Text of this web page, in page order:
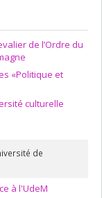
de l’Ordre du
«Politique et
culturelle
de
à l'UdeM